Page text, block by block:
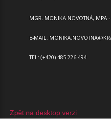
MGR. MONIKA NOVOTNÁ, MPA -
E-MAIL:
TEL: (+420) 485 226 494
Zpět na desktop verzi